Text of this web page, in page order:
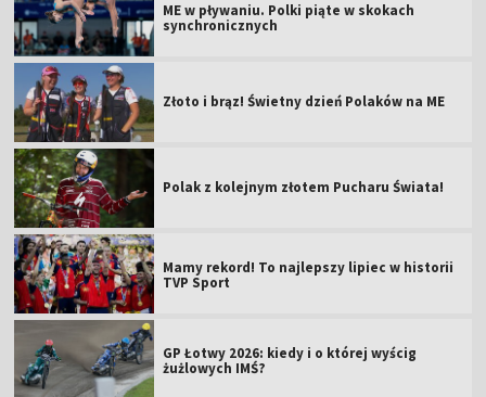
ME w pływaniu. Polki piąte w skokach
synchronicznych
Złoto i brąz! Świetny dzień Polaków na ME
Polak z kolejnym złotem Pucharu Świata!
Mamy rekord! To najlepszy lipiec w historii
TVP Sport
GP Łotwy 2026: kiedy i o której wyścig
żużlowych IMŚ?